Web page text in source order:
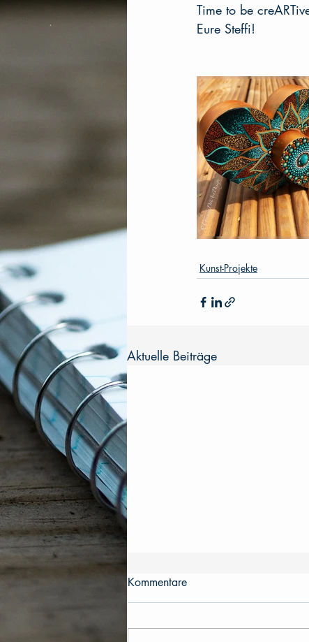
Time to be
Eure Steffi!
Kunst-Projekte
Aktuelle Beiträge
Kommentare